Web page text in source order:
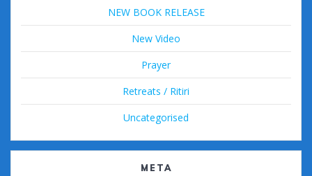
NEW BOOK RELEASE
New Video
Prayer
Retreats / Ritiri
Uncategorised
META